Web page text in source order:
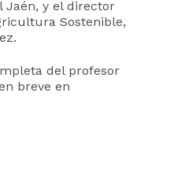
Jaén, y el director
Sostenible,
del profesor
breve en